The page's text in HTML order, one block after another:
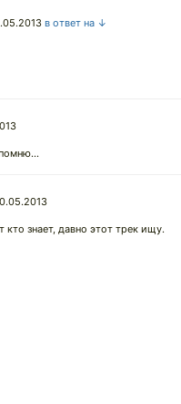
в ответ на ↓
кто знает, давно этот трек ищу.